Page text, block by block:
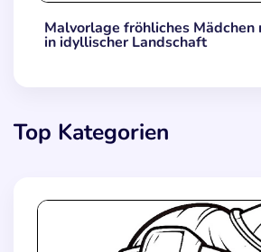
Malvorlage fröhliches Mädchen
in idyllischer Landschaft
Top Kategorien